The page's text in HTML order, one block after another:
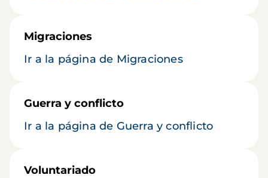
Migraciones
Ir a la página de Migraciones
Guerra y conflicto
Ir a la página de Guerra y conflicto
Voluntariado